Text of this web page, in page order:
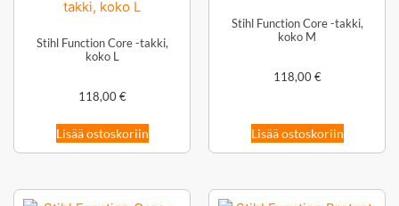
Stihl Function Core -takki,
koko L
118,00€
Lisää ostoskoriin
Stihl Function Core -takki,
koko M
118,00€
Lisää ostoskoriin